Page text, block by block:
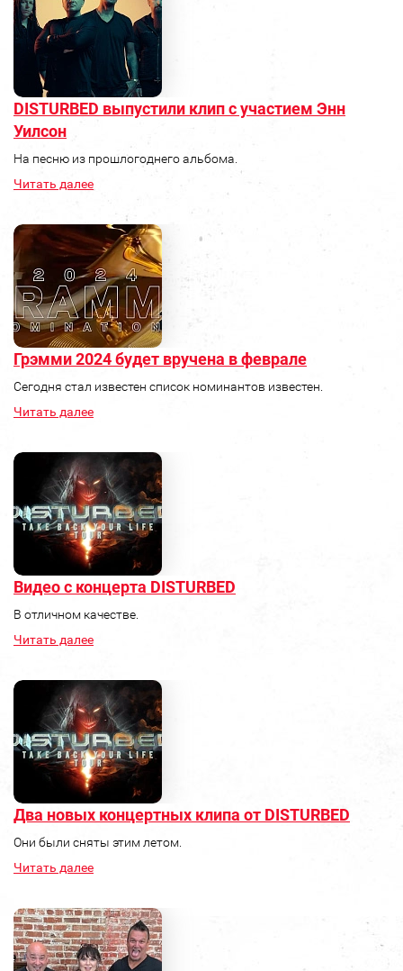
DISTURBED выпустили клип с участием Энн
Уилсон
На песню из прошлогоднего альбома.
Читать далее
Грэмми 2024 будет вручена в феврале
Сегодня стал известен список номинантов известен.
Читать далее
Видео с концерта DISTURBED
В отличном качестве.
Читать далее
Два новых концертных клипа от DISTURBED
Они были сняты этим летом.
Читать далее